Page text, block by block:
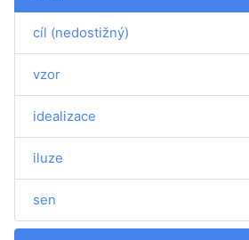
cíl (nedostižný)
vzor
idealizace
iluze
sen